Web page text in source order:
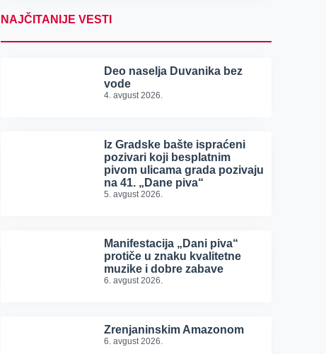
NAJČITANIJE VESTI
Deo naselja Duvanika bez
vode
4. avgust 2026.
Iz Gradske bašte ispraćeni
pozivari koji besplatnim
pivom ulicama grada pozivaju
na 41. „Dane piva“
5. avgust 2026.
Manifestacija „Dani piva“
protiče u znaku kvalitetne
muzike i dobre zabave
6. avgust 2026.
Zrenjaninskim Amazonom
6. avgust 2026.